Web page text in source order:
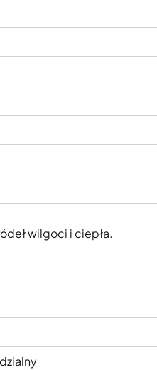
wilgoci i ciepła.